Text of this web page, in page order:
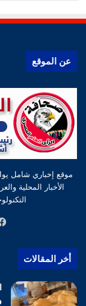
عن الموقع
موقع إخباري شامل
الأخبار المحلية
أخر المقالات